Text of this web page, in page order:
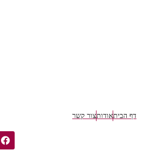
דף הביתאודותצור קשר